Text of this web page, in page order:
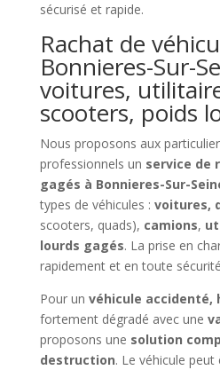
sécurisé et rapide.
Rachat de
Bonnieres-Sur-
voitures,
scooters, poids
Nous proposons aux
professionnels un service de
gagés à Bonnieres-Sur-
types de véhicules : voitures,
scooters, quads), camions,
lourds gagés. La prise en
rapidement et en toute
Pour un véhicule accidenté,
fortement dégradé avec une
proposons une solution
destruction. Le véhicule peut